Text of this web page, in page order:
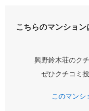
こちらのマンショ
興野鈴木荘のク
ぜひクチコミ
このマンシ